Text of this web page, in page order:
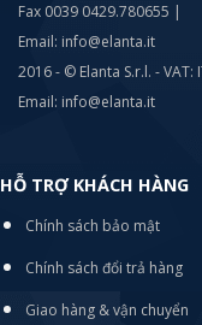
Fax 0039 0429.780655 |
Email: info@elanta.it
2016 - © Elanta S.r.l. -
Email: info@elanta.it
HỖ TRỢ KHÁCH HÀNG
Chính sách bảo mật
Chính sách đổi trả hàng
Giao hàng & vận chuyển